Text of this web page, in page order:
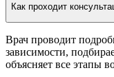
Как проходит
Врач проводит
зависимости,
объясняет все этапы